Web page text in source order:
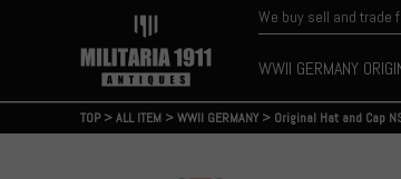
We buy sell and trade
WWII GERMANY
TOP>ALL ITEM >WWII GERMANY > Original Hat and Cap